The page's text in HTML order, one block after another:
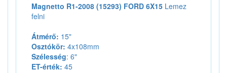
Magnetto R1-2008 (15293) FORD 6X15 Lemez
felni
Átmérő: 15"
Osztókör: 4x108mm
Szélesség: 6"
ET-érték: 45